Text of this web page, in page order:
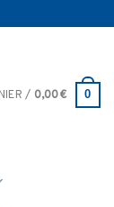
/ 0,00€ 0